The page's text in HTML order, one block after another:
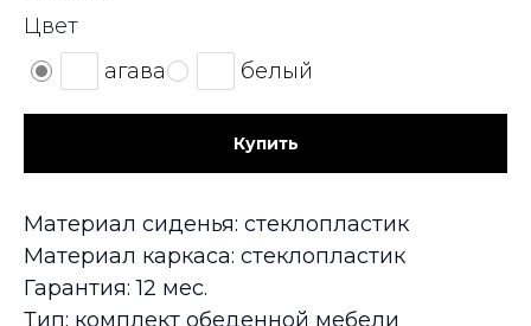
Цвет
агава
белый
Купить
Материал сиденья: стеклопластик
Материал каркаса: стеклопластик
Гарантия: 12 мес.
Тип: комплект обеденной мебели